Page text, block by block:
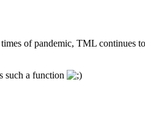
of pandemic, TML continues
such a function